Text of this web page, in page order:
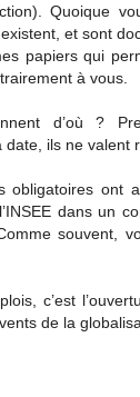
Quoique
et sont
papiers qui
à vous.
d’où ?
date, ils ne valent
obligatoires ont
dans un
souvent,
c’est
de la